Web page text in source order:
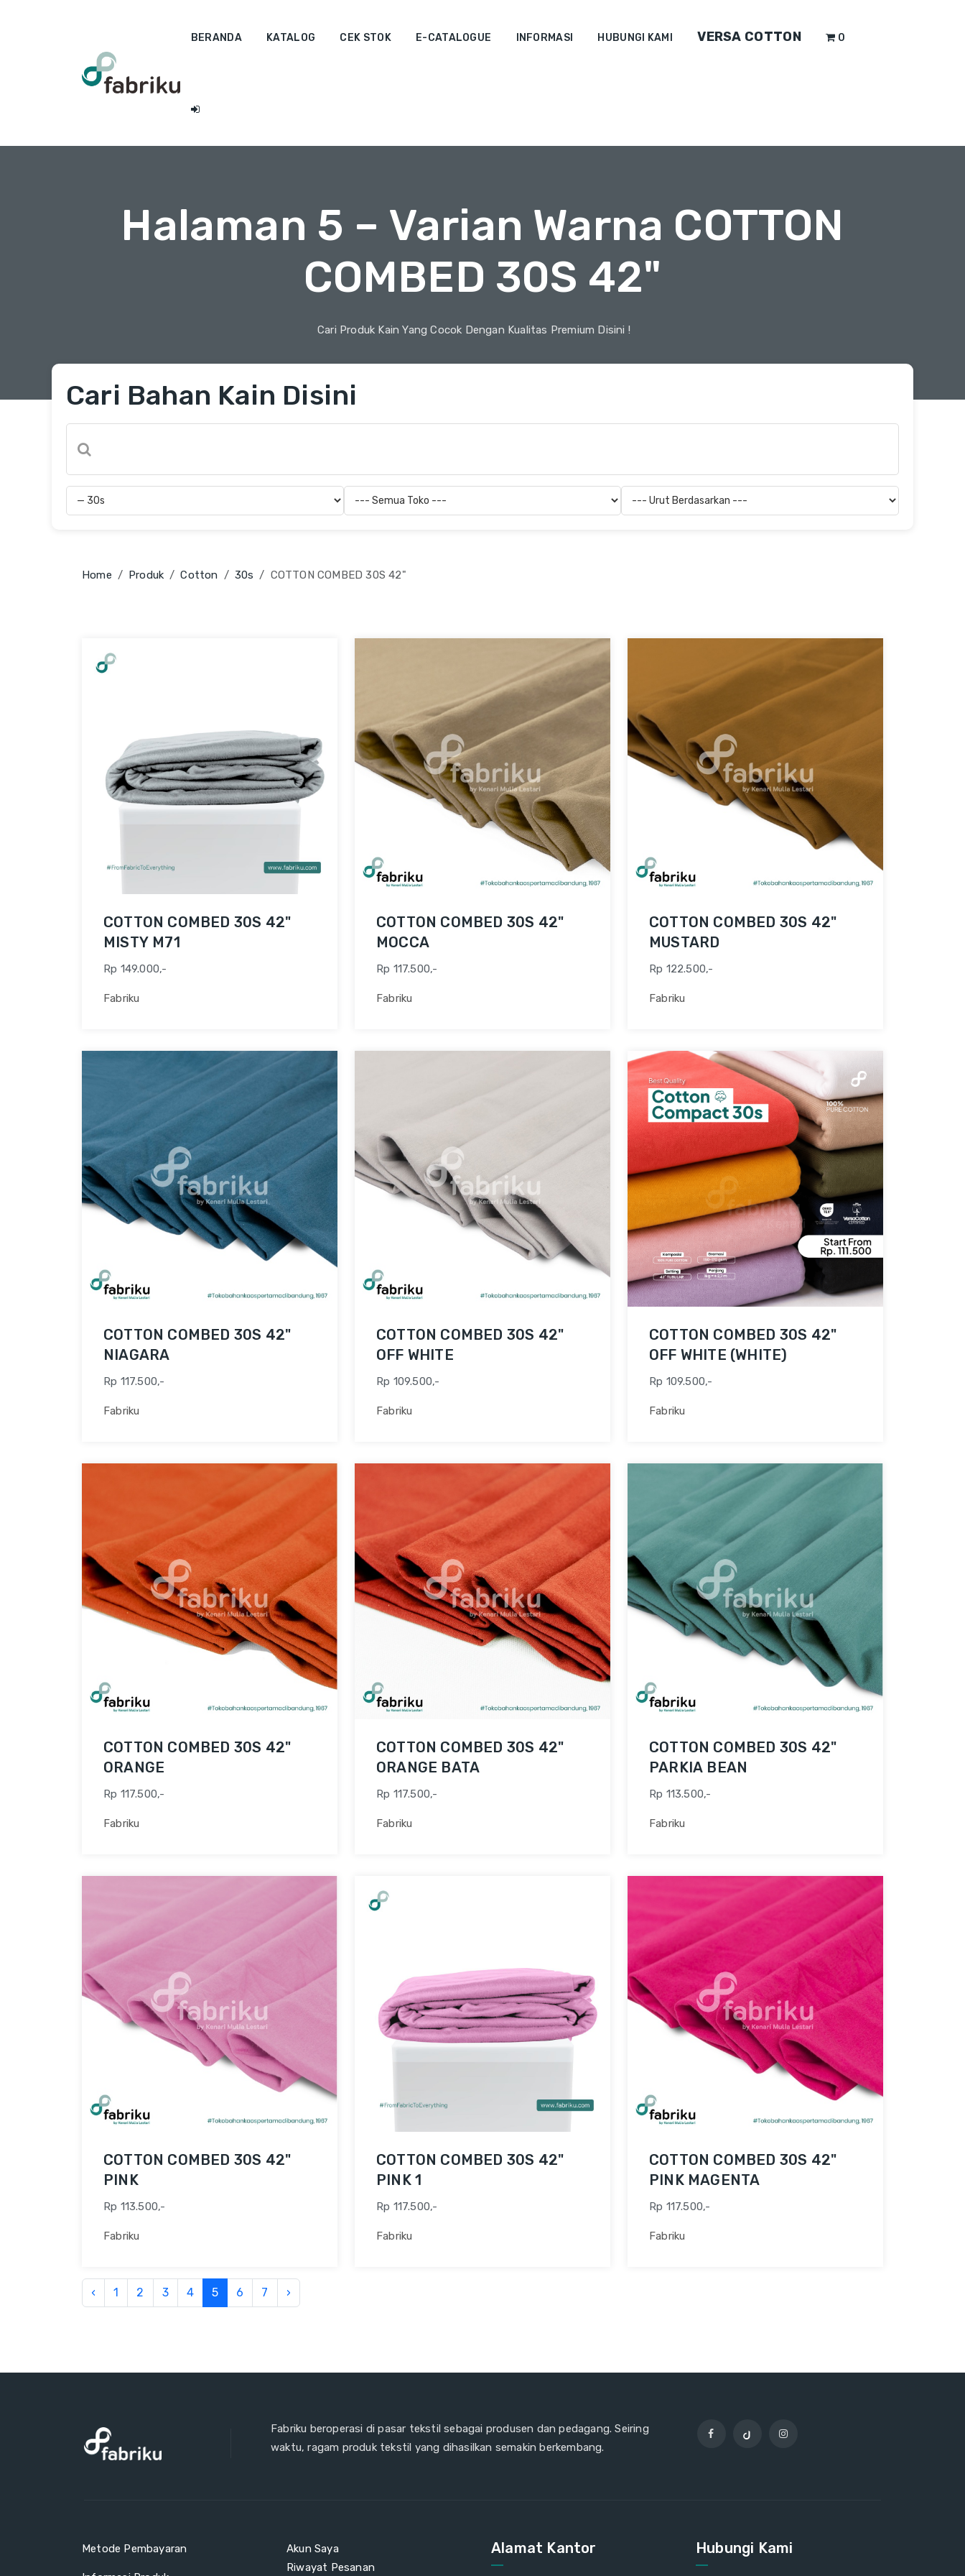
BERANDA KATALOG CEK STOK E-CATALOGUE INFORMASI HUBUNGI KAMI VERSA COTTON 0
Halaman 5 – Varian Warna COTTON
COMBED 30S 42"
Cari Produk Kain Yang Cocok Dengan Kualitas Premium Disini !
Cari Bahan Kain Disini
Home Produk Cotton 30s COTTON COMBED 30S 42"
COTTON COMBED 30S 42"
MISTY M71
Rp 149.000,-
Fabriku
COTTON COMBED 30S 42"
MOCCA
Rp 117.500,-
Fabriku
COTTON COMBED 30S 42"
MUSTARD
Rp 122.500,-
Fabriku
COTTON COMBED 30S 42"
NIAGARA
Rp 117.500,-
Fabriku
COTTON COMBED 30S 42"
OFF WHITE
Rp 109.500,-
Fabriku
COTTON COMBED 30S 42"
OFF WHITE (WHITE)
Rp 109.500,-
Fabriku
COTTON COMBED 30S 42"
ORANGE
Rp 117.500,-
Fabriku
COTTON COMBED 30S 42"
ORANGE BATA
Rp 117.500,-
Fabriku
COTTON COMBED 30S 42"
PARKIA BEAN
Rp 113.500,-
Fabriku
COTTON COMBED 30S 42"
PINK
Rp 113.500,-
Fabriku
COTTON COMBED 30S 42"
PINK 1
Rp 117.500,-
Fabriku
COTTON COMBED 30S 42"
PINK MAGENTA
Rp 117.500,-
Fabriku
‹ 1 2 3 4 5 6 7 ›
Fabriku beroperasi di pasar tekstil sebagai produsen dan pedagang. Seiring
waktu, ragam produk tekstil yang dihasilkan semakin berkembang.
Metode Pembayaran
Akun Saya
Riwayat Pesanan
Alamat Kantor Hubungi Kami